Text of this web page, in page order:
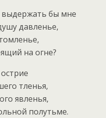
выдержать бы мне
давленье,
на огне?
тленья,
явленья,
полутьме.